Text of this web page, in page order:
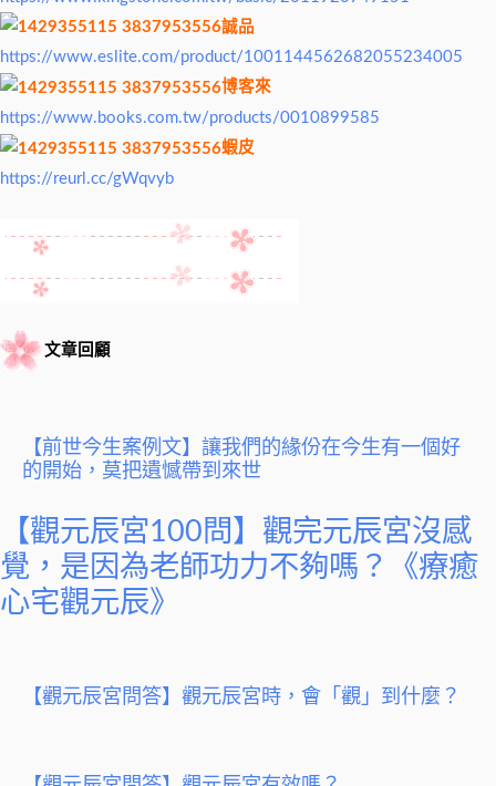
誠品
https://www.eslite.com/product/1001144562682055234005
博客來
https://www.books.com.tw/products/0010899585
蝦皮
https://reurl.cc/gWqvyb
文章回顧
【前世今生案例文】讓我們的緣份在今生有一個好
的開始，莫把遺憾帶到來世
【觀元辰宮100問】觀完元辰宮沒感
覺，是因為老師功力不夠嗎？《療癒
心宅觀元辰》
【觀元辰宮問答】觀元辰宮時，會「觀」到什麼？